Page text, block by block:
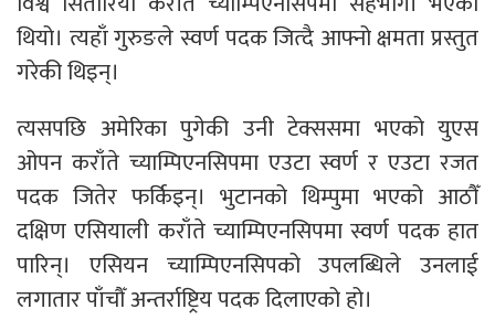
थियो। त्यहाँ गुरुङले स्वर्ण पदक जित्दै आफ्नो क्षमता प्रस्तुत
गरेकी थिइन्।
त्यसपछि अमेरिका पुगेकी उनी टेक्ससमा भएको युएस
ओपन कराँते च्याम्पिएनसिपमा एउटा स्वर्ण र एउटा रजत
पदक जितेर फर्किइन्। भुटानको थिम्पुमा भएको आठौँ
दक्षिण एसियाली कराँते च्याम्पिएनसिपमा स्वर्ण पदक हात
पारिन्। एसियन च्याम्पिएनसिपको उपलब्धिले उनलाई
लगातार पाँचौँ अन्तर्राष्ट्रिय पदक दिलाएको हो।